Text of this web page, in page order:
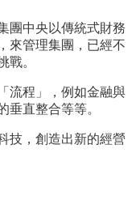
團中央以傳統式財務
來管理集團，已經不
戰。
流程」，例如金融與
垂直整合等等。
技，創造出新的經營